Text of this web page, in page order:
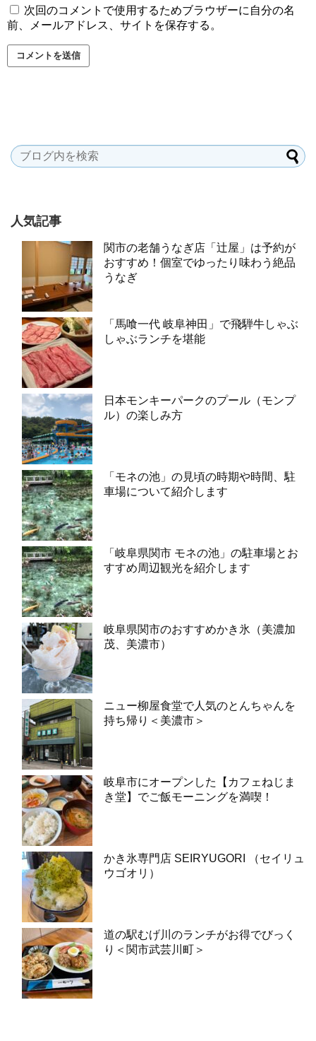
次回のコメントで使用するためブラウザーに自分の名
前、メールアドレス、サイトを保存する。
人気記事
関市の老舗うなぎ店「辻屋」は予約が
おすすめ！個室でゆったり味わう絶品
うなぎ
「馬喰一代 岐阜神田」で飛騨牛しゃぶ
しゃぶランチを堪能
日本モンキーパークのプール（モンプ
ル）の楽しみ方
「モネの池」の見頃の時期や時間、駐
車場について紹介します
「岐阜県関市 モネの池」の駐車場とお
すすめ周辺観光を紹介します
岐阜県関市のおすすめかき氷（美濃加
茂、美濃市）
ニュー柳屋食堂で人気のとんちゃんを
持ち帰り＜美濃市＞
岐阜市にオープンした【カフェねじま
き堂】でご飯モーニングを満喫！
かき氷専門店 SEIRYUGORI （セイリュ
ウゴオリ）
道の駅むげ川のランチがお得でびっく
り＜関市武芸川町＞